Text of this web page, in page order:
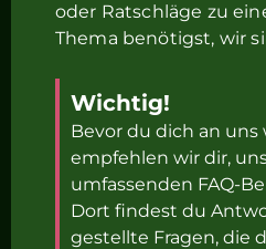
oder Ratschläge zu
Thema benötigst, wir
Wichtig!
Bevor du dich an uns
empfehlen wir dir,
umfassenden FAQ-
Dort findest du
gestellte Fragen, die